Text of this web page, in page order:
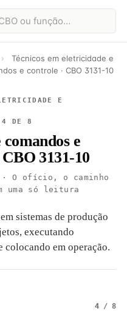
›
Técnicos em eletricidade e
e controle · CBO 3131-10
E
4 DE 8
e
CBO 3131-10
· O ofício, o caminho
uma só leitura
sistemas de produção
executando
colocando em operação.
4 / 8